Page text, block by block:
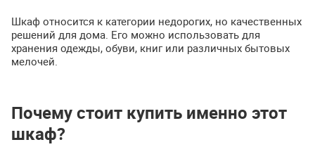
Шкаф относится к категории недорогих, но качественных
решений для дома. Его можно использовать для
хранения одежды, обуви, книг или различных бытовых
мелочей.
Почему стоит купить именно этот
шкаф?